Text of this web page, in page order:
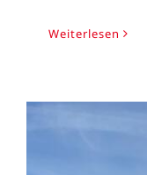
Weiterlesen